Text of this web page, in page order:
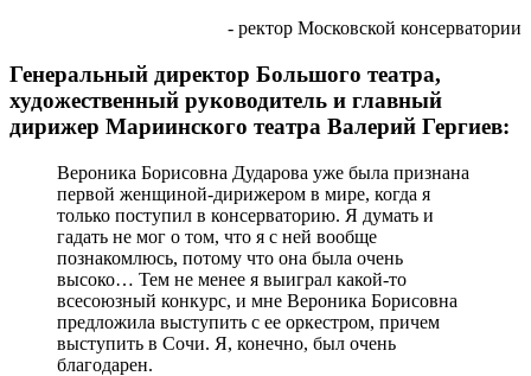
- ректор Московской консерватории
Генеральный директор Большого театра,
художественный руководитель и главный
дирижер Мариинского театра Валерий Гергиев:
Вероника Борисовна Дударова уже была признана
первой женщиной-дирижером в мире, когда я
только поступил в консерваторию. Я думать и
гадать не мог о том, что я с ней вообще
познакомлюсь, потому что она была очень
высоко… Тем не менее я выиграл какой-то
всесоюзный конкурс, и мне Вероника Борисовна
предложила выступить с ее оркестром, причем
выступить в Сочи. Я, конечно, был очень
благодарен.